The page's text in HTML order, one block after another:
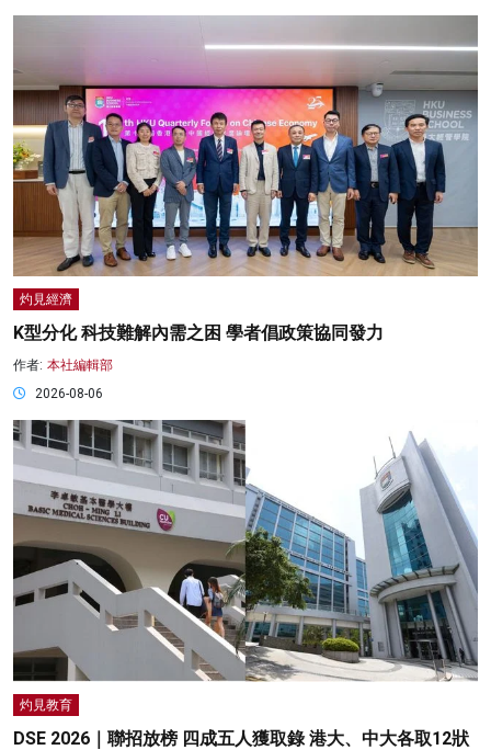
灼見經濟
K型分化 科技難解內需之困 學者倡政策協同發力
作者: 本社編輯部
2026-08-06
灼見教育
DSE 2026｜聯招放榜 四成五人獲取錄 港大、中大各取12狀